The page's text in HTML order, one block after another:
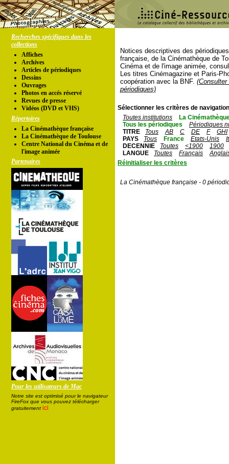
Recherches spécifiques dans les
collections
Affiches
Archives
Articles de périodiques
Dessins
Ouvrages
Photos en accés réservé
Revues de presse
Vidéos (DVD et VHS)
Répertoires
La Cinémathèque française
La Cinémathèque de Toulouse
Centre National du Cinéma et de
l'image animée
Partenaires
Pour les utilisateurs de Mac
Notre site est optimisé pour le navigateur
FireFox que vous pouvez télécharger
gratuitement ici
Notices descriptives des
française, de la Cinémathèque de
Cinéma et de l'image animée,
Les titres Cinémagazine et Paris-
coopération avec la BNF.
périodiques)
Sélectionner les critères de
Toutes institutions
La
Tous les périodiques
Périodiques
TITRE
Tous AB C DE F
GHI
PAYS
Tous France Etats-Unis
DECENNIE
Toutes <1900
1900
LANGUE
Toutes Français
Réinitialiser les critères
La Cinémathèque française - 0